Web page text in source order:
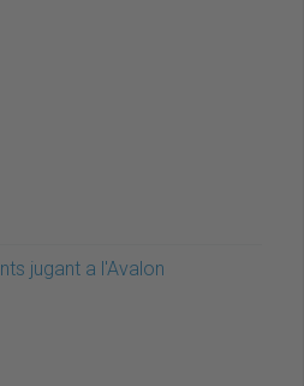
jugant a l'Avalon